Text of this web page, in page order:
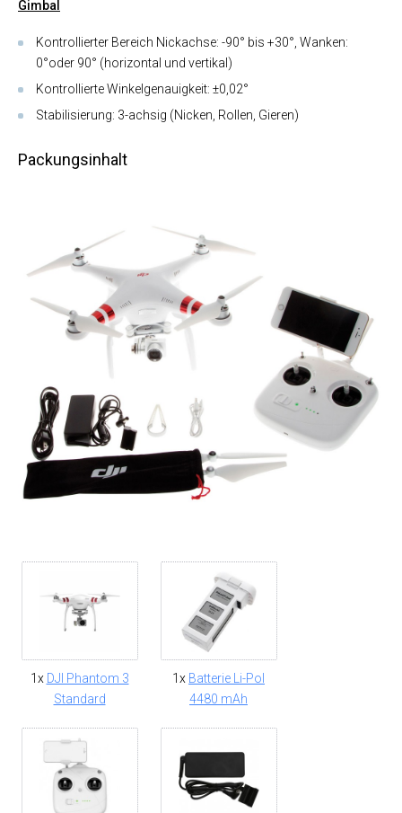
Gimbal
Kontrollierter Bereich Nickachse: -90° bis +30°, Wanken:
0°oder 90° (horizontal und vertikal)
Kontrollierte Winkelgenauigkeit: ±0,02°
Stabilisierung: 3-achsig (Nicken, Rollen, Gieren)
Packungsinhalt
1x DJI Phantom 3
Standard
1x Batterie Li-Pol
4480 mAh